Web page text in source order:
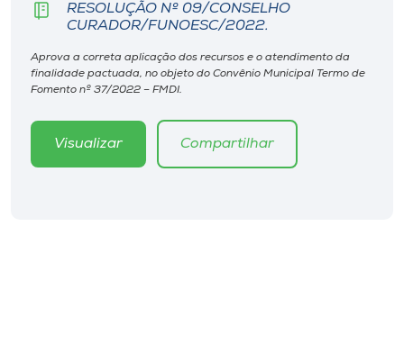
Editora
Rádio
Museu
Unoesc
RESOLUÇÃO Nº 09/CONSELHO
CURADOR/FUNOESC/2022.
Aprova a correta aplicação dos recursos e o atendimento da
finalidade pactuada, no objeto do Convênio Municipal Termo de
Fomento nº 37/2022 – FMDI.
Visualizar Compartilhar